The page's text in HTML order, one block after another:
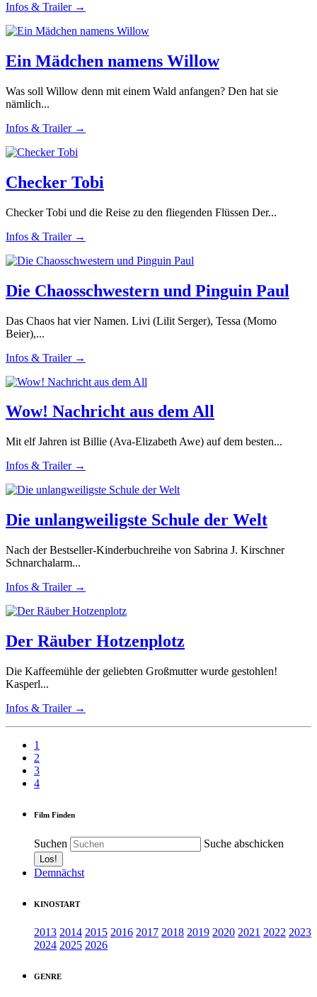
Infos & Trailer →
Ein Mädchen namens Willow
Was soll Willow denn mit einem Wald anfangen? Den hat sie
nämlich...
Infos & Trailer →
Checker Tobi
Checker Tobi und die Reise zu den fliegenden Flüssen Der...
Infos & Trailer →
Die Chaosschwestern und Pinguin Paul
Das Chaos hat vier Namen. Livi (Lilit Serger), Tessa (Momo
Beier),...
Infos & Trailer →
Wow! Nachricht aus dem All
Mit elf Jahren ist Billie (Ava-Elizabeth Awe) auf dem besten...
Infos & Trailer →
Die unlangweiligste Schule der Welt
Nach der Bestseller-Kinderbuchreihe von Sabrina J. Kirschner
Schnarchalarm...
Infos & Trailer →
Der Räuber Hotzenplotz
Die Kaffeemühle der geliebten Großmutter wurde gestohlen!
Kasperl...
Infos & Trailer →
1
2
3
4
Film Finden
Suchen Suche abschicken
Demnächst
KINOSTART
2013 2014 2015 2016 2017 2018 2019 2020 2021 2022 2023
2024 2025 2026
GENRE